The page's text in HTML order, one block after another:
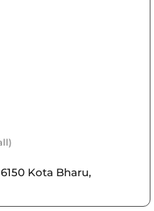
Kota Bharu,